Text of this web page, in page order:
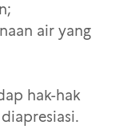
air yang
hak-hak